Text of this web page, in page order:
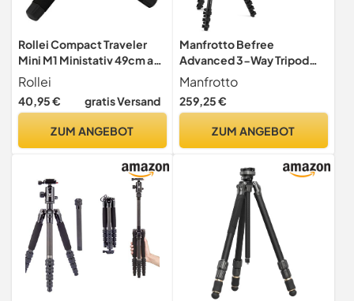
Rollei Compact Traveler
Mini M1 Ministativ 49cm aus
Aluminium Schwarz
Rollei
40,95 € gratis Versand
ZUM ANGEBOT
Manfrotto Befree
Advanced 3-Way Tripod
Kit, Tripod and Fluid Head in
Aluminium for Cameras and
Camcorders up to 6 kg,
Accessories for DSLR, CSC,
Manfrotto
259,25 €
ZUM ANGEBOT